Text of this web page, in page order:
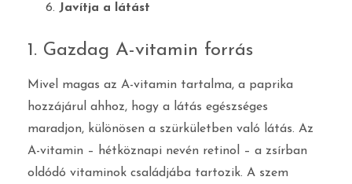
Javítja a látást
1. Gazdag A-vitamin forrás
Mivel magas az A-vitamin tartalma, a paprika
hozzájárul ahhoz, hogy a látás egészséges
maradjon, különösen a szürkületben való látás. Az
A-vitamin – hétköznapi nevén retinol – a zsírban
oldódó vitaminok családjába tartozik. A szem